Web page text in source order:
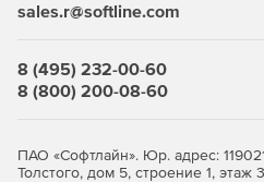
sales.r@softline.com
8 (495) 232-00-60
8 (800) 200-08-60
ПАО «Софтлайн». Юр. адрес:
Толстого, дом 5, строение 1,